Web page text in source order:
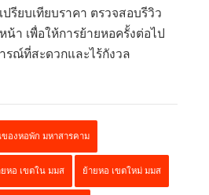
รียบเทียบราคา ตรวจสอบรีวิว
น้า เพื่อให้การย้ายหอครั้งต่อไป
รณ์ที่สะดวกและไร้กังวล
องหอพัก มหาสารคาม
ยหอ เขตใน มมส ย้ายหอ เขตใหม่ มมส